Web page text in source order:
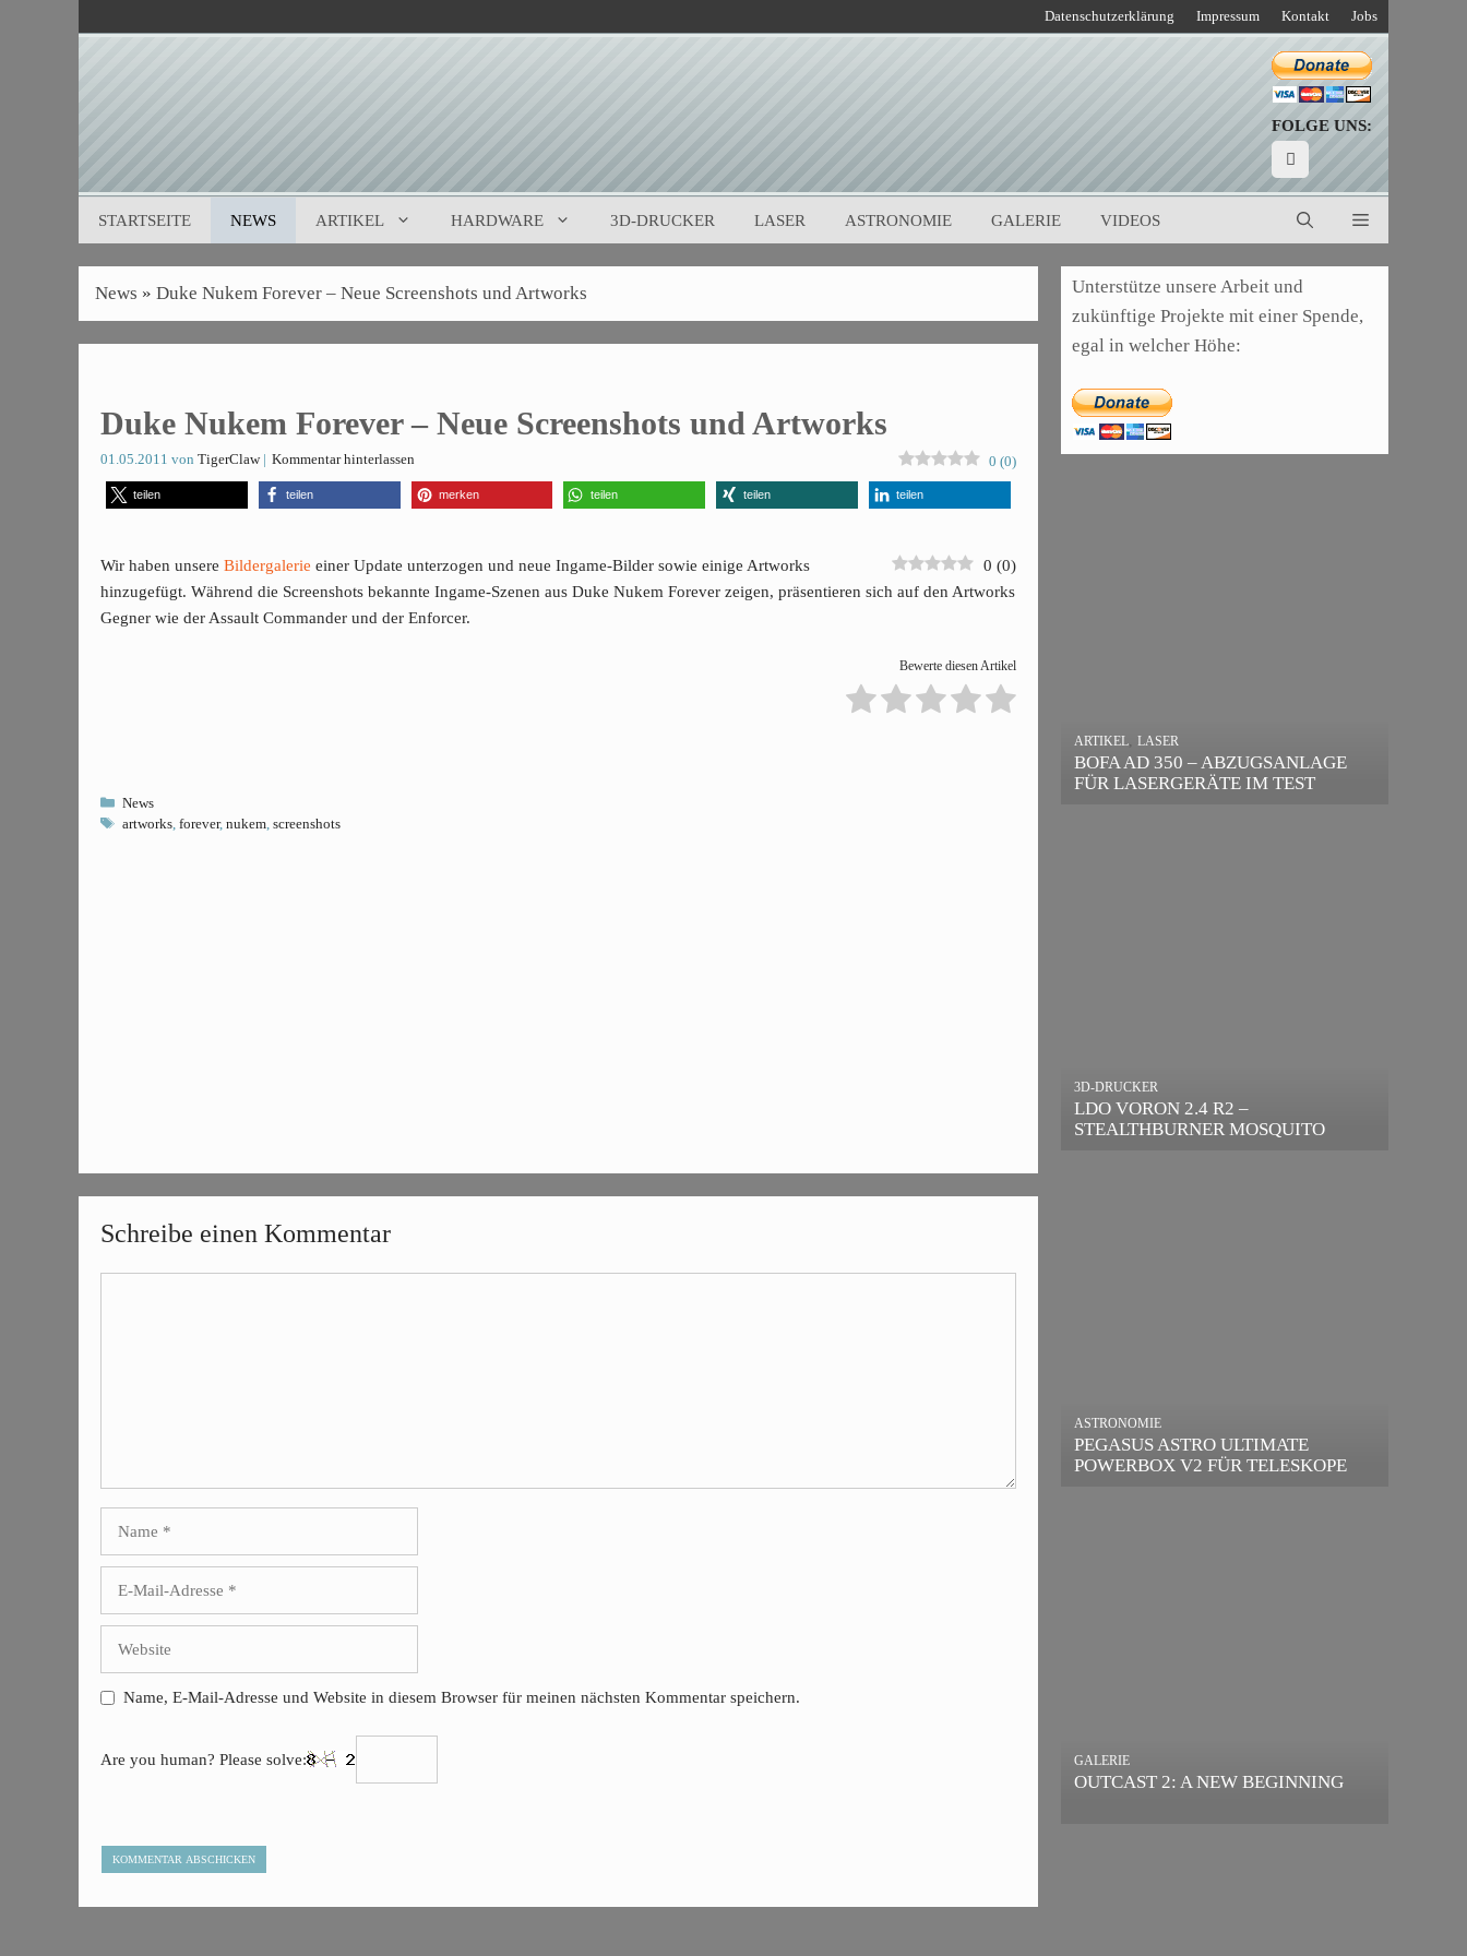
Datenschutzerklärung Impressum Kontakt Jobs
FOLGE UNS:
STARTSEITE NEWS ARTIKEL HARDWARE 3D-DRUCKER LASER ASTRONOMIE GALERIE VIDEOS
News » Duke Nukem Forever – Neue Screenshots und Artworks
Duke Nukem Forever – Neue Screenshots und Artworks
01.05.2011 von TigerClaw 0 (0)
Kommentar hinterlassen
teilen teilen merken teilen teilen teilen
0 (0)
Wir haben unsere Bildergalerie einer Update unterzogen und neue Ingame-Bilder sowie einige Artworks
hinzugefügt. Während die Screenshots bekannte Ingame-Szenen aus Duke Nukem Forever zeigen, präsentieren sich auf den Artworks
Gegner wie der Assault Commander und der Enforcer.
Bewerte diesen Artikel
Kategorien
News
Schlagwörter
artworks ,forever,nukem ,screenshots
Schreibe einen Kommentar
Adresse
Name, E-Mail-Adresse und Website in diesem Browser für meinen nächsten Kommentar speichern.
Are you human? Please solve:
Unterstütze unsere Arbeit und
zukünftige Projekte mit einer Spende,
egal in welcher Höhe:
BOFA AD 350 – ABZUGSANLAGE
FÜR LASERGERÄTE IM TEST
ARTIKEL LASER
DIE BEDEUTENDSTEN SCHRITTE
ZUR ERFOLGREICHEN
ARTIKEL, SONSTIGE
LDO VORON 2.4 R2 –
STEALTHBURNER MOSQUITO
3D-DRUCKER
PEGASUS ASTRO ULTIMATE
POWERBOX V2 FÜR TELESKOPE
ASTRONOMIE
OUTCAST 2: A NEW BEGINNING
GALERIE